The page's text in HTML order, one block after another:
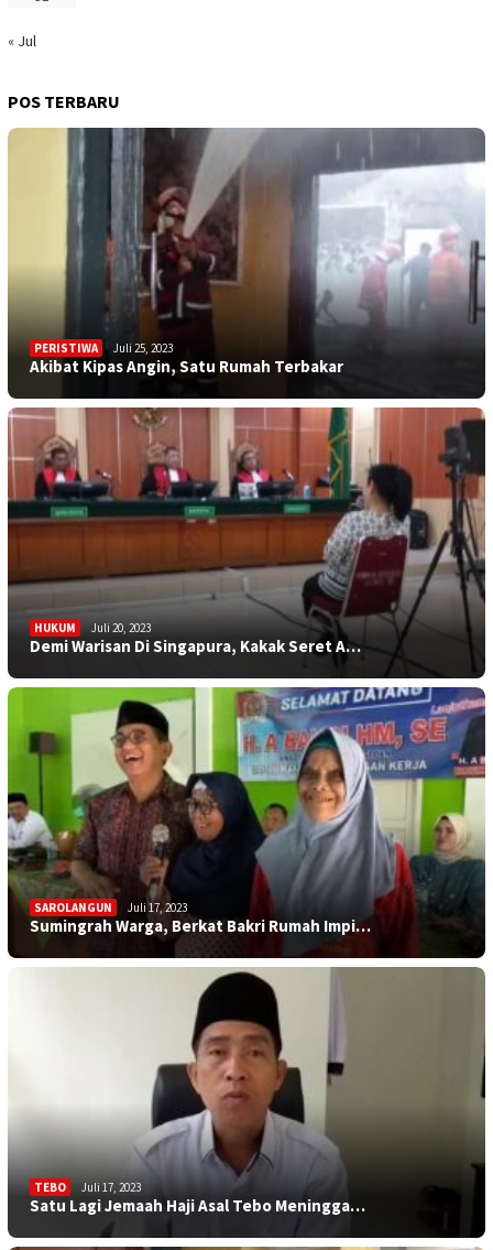
« Jul
POS TERBARU
PERISTIWA Juli 25, 2023
Akibat Kipas Angin, Satu Rumah Terbakar
HUKUM Juli 20, 2023
Demi Warisan Di Singapura, Kakak Seret A…
SAROLANGUN Juli 17, 2023
Sumingrah Warga, Berkat Bakri Rumah Impi…
TEBO Juli 17, 2023
Satu Lagi Jemaah Haji Asal Tebo Meningga…